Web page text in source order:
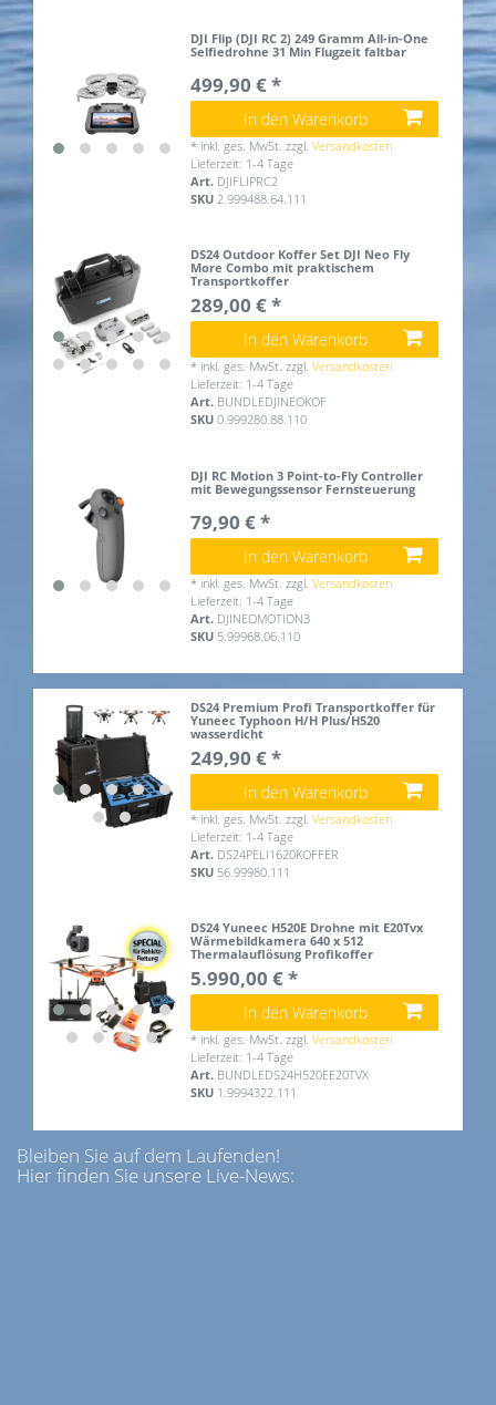
DJI Flip (DJI RC 2) 249 Gramm All-in-One
Selfiedrohne 31 Min Flugzeit faltbar
499,90 € *
In den Warenkorb
* inkl. ges. MwSt. zzgl.Versandkosten
Lieferzeit: 1-4 Tage
Art. DJIFLIPRC2
SKU 2.999488.64.111
DS24 Outdoor Koffer Set DJI Neo Fly
More Combo mit praktischem
Transportkoffer
289,00 € *
In den Warenkorb
* inkl. ges. MwSt. zzgl.Versandkosten
Lieferzeit: 1-4 Tage
Art. BUNDLEDJINEOKOF
SKU0.999280.88.110
DJI RC Motion 3 Point-to-Fly Controller
mit Bewegungssensor Fernsteuerung
79,90 € *
In den Warenkorb
* inkl. ges. MwSt. zzgl.Versandkosten
Lieferzeit: 1-4 Tage
Art. DJINEOMOTION3
SKU 5.99968.06.110
DS24 Premium Profi Transportkoffer für
Yuneec Typhoon H/H Plus/H520
wasserdicht
249,90 € *
In den Warenkorb
* inkl. ges. MwSt. zzgl.Versandkosten
Lieferzeit: 1-4 Tage
Art. DS24PELI1620KOFFER
SKU 56.99980.111
DS24 Yuneec H520E Drohne mit E20Tvx
Wärmebildkamera 640 x 512
Thermalauflösung Profikoffer
5.990,00 € *
In den Warenkorb
* inkl. ges. MwSt. zzgl.Versandkosten
Lieferzeit: 1-4 Tage
Art. BUNDLEDS24H520EE20TVX
SKU 1.9994322.111
Bleiben Sie auf dem Laufenden!
Hier finden Sie unsere Live-News: